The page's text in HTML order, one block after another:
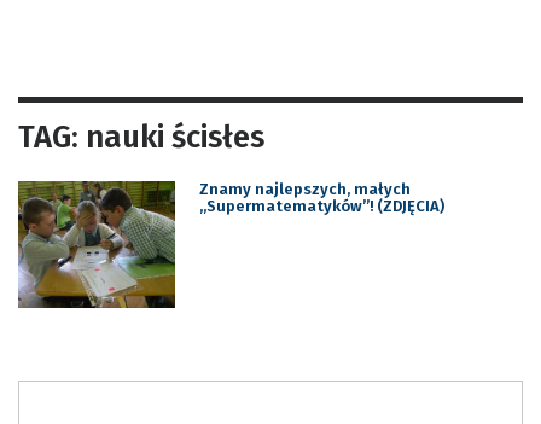
TAG: nauki ścisłes
Znamy najlepszych, małych
„Supermatematyków”! (ZDJĘCIA)